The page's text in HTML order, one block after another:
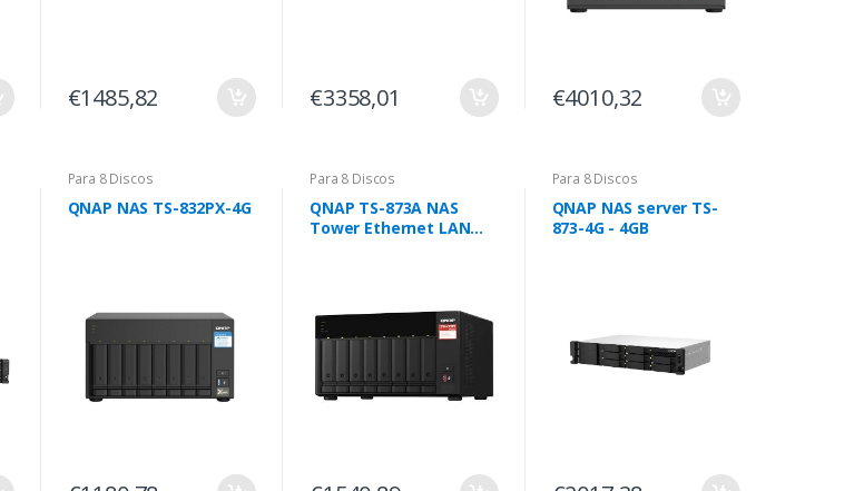
€1485,82 €3358,01 €4010,32
Para 8 Discos
QNAP NAS TS-832PX-4G
Para 8 Discos
QNAP TS-873A NAS
Tower Ethernet LAN
Para 8 Discos
QNAP NAS server TS-
873-4G - 4GB